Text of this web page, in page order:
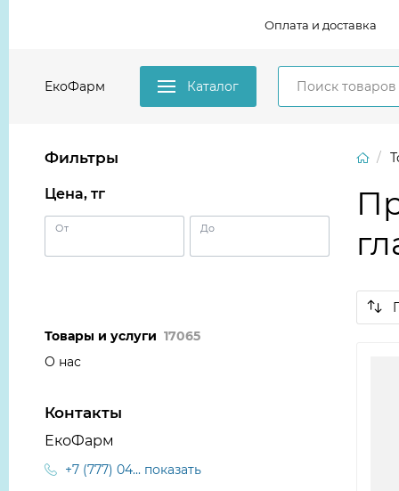
Оплата и доставка
ЕкоФарм Каталог
Фильтры
Цена, тг
От До
Товары и услуги 17065
О нас
Контакты
ЕкоФарм
+7 (777) 04... показать